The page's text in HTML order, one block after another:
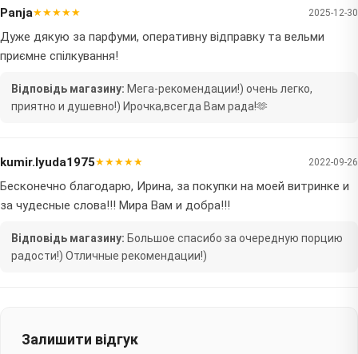
Panja★★★★★ 2025-12-30
Дуже дякую за парфуми, оперативну відправку та вельми
приємне спілкування!
Відповідь магазину: Мега-рекомендации!) очень легко,
приятно и душевно!) Ирочка,всегда Вам рада!🫶
kumir.lyuda1975★★★★★ 2022-09-26
Бесконечно благодарю, Ирина, за покупки на моей витринке и
за чудесные слова!!! Мира Вам и добра!!!
Відповідь магазину: Большое спасибо за очередную порцию
радости!) Отличные рекомендации!)
Залишити відгук